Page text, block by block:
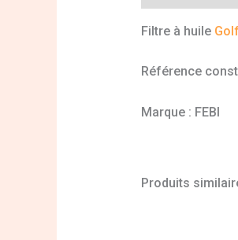
Filtre à huile
Référence
Marque : FEBI
Produits